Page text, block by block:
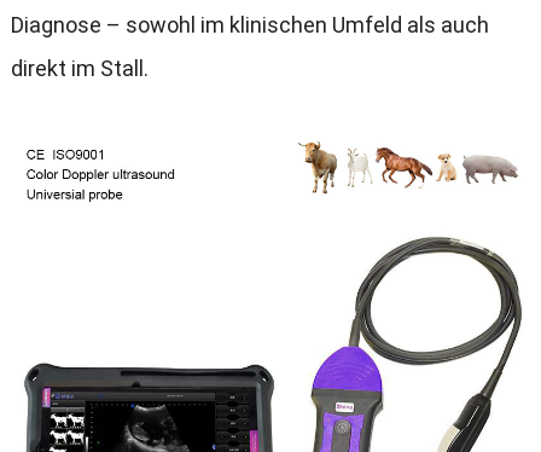
Diagnose – sowohl im klinischen Umfeld als auch
direkt im Stall .